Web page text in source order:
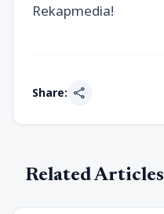
Rekapmedia!
Share: share
Related Articles